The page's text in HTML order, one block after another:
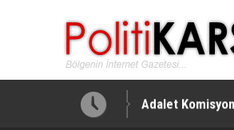
Adalet